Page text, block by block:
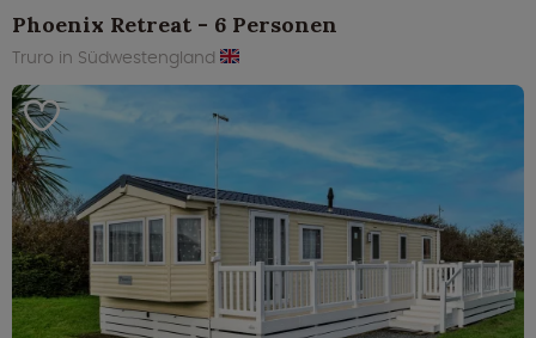
Phoenix Retreat - 6 Personen
Truro in Südwestengland